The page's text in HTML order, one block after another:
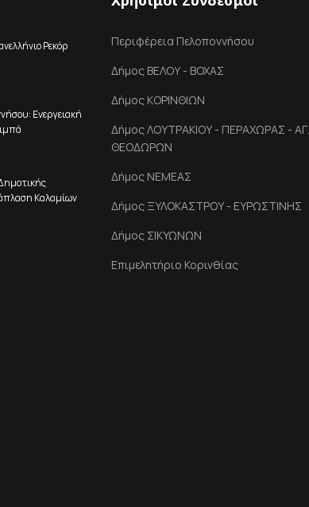
Ρεκόρ
Ενεργειακή
Καλαμίων
Περιφέρεια Πελοποννήσου
Δήμος ΒΕΛΟΥ - ΒΟΧΑΣ
Δήμος ΚΟΡΙΝΘΙΩΝ
Δήμος ΛΟΥΤΡΑΚΙΟΥ - ΠΕΡΑΧΩΡΑΣ - ΑΓ.
ΘΕΟΔΩΡΩΝ
Δήμος ΝΕΜΕΑΣ
Δήμος ΞΥΛΟΚΑΣΤΡΟΥ - ΕΥΡΩΣΤΙΝΗΣ
Δήμος ΣΙΚΥΩΝΩΝ
Επιμελητήριο Κορινθίας